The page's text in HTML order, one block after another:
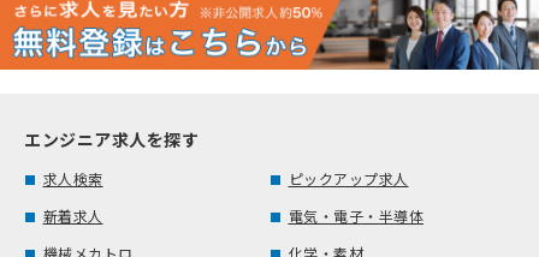
エンジニア求人を探す
求人検索
ピックアップ求人
新着求人
電気・電子・半導体